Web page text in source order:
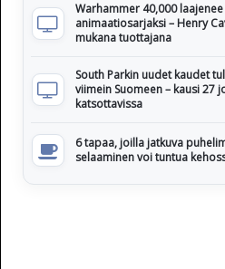
Warhammer 40,000 laajenee
animaatiosarjaksi – Henry
mukana tuottajana
South Parkin uudet kaudet
viimein Suomeen – kausi 27
katsottavissa
6 tapaa, joilla jatkuva
selaaminen voi tuntua